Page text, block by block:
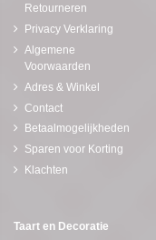
Retourneren
Privacy Verklaring
Algemene
Voorwaarden
Adres & Winkel
Contact
Betaalmogelijkheden
Sparen voor Korting
Klachten
Taart en Decoratie